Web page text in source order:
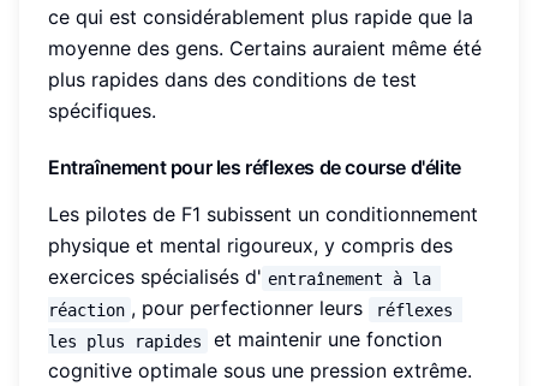
ce qui est considérablement plus rapide que la
moyenne des gens. Certains auraient même été
plus rapides dans des conditions de test
spécifiques.
Entraînement pour les réflexes de course d'élite
Les pilotes de F1 subissent un conditionnement
physique et mental rigoureux, y compris des
exercices spécialisés d' entraînement à la
réaction , pour perfectionner leurs
réflexes
les plus rapides
et maintenir une fonction
cognitive optimale sous une pression extrême.